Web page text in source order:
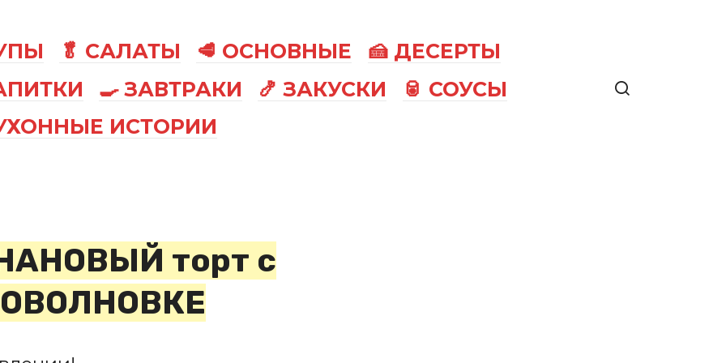
🥬 САЛАТЫ 🥩 ОСНОВНЫЕ
🍰 ДЕСЕРТЫ
🍳 ЗАВТРАКИ 🍤 ЗАКУСКИ
🥫 СОУСЫ
ИСТОРИИ
торт с